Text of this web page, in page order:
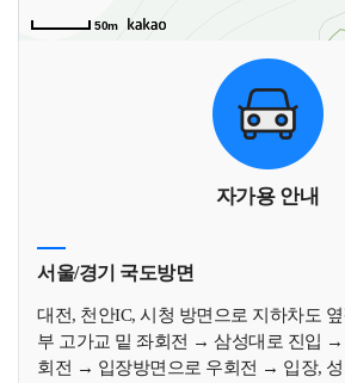
50m
자가용 안내
서울/경기 국도방면
대전, 천안IC, 시청 방면으로 지하차도
부 고가교 밑 좌회전 → 삼성대로 진입 →
회전 → 입장방면으로 우회전 → 입장,